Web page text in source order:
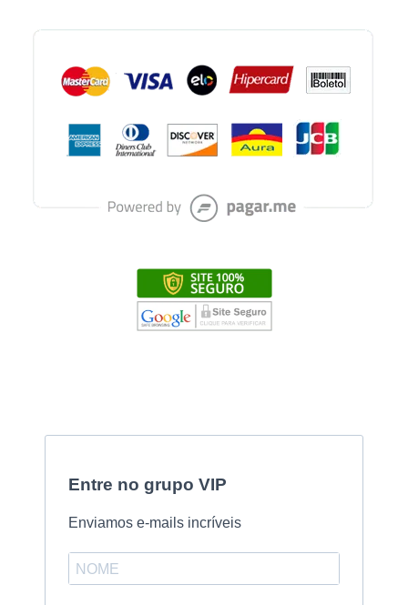
Entre no grupo VIP
Enviamos e-mails incríveis